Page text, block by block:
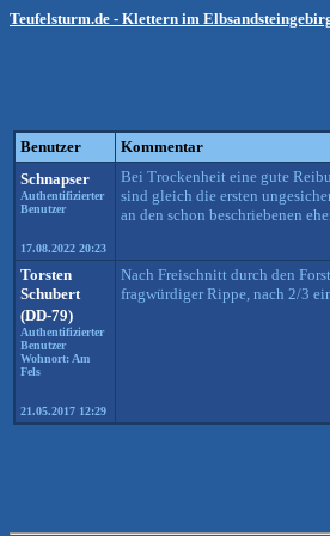
Teufelsturm.de - Klettern im
Benutzer
Kommentar
Schnapser
Authentifizierter
Benutzer
17.08.2022 20:23
Bei Trockenheit eine gute
sind gleich die ersten
an den schon beschriebenen
Torsten
Schubert
(DD-79)
Authentifizierter
Benutzer
Wohnort: Am
Fels
21.05.2017 12:29
Nach Freischnitt durch den
fragwürdiger Rippe, nach 2/3